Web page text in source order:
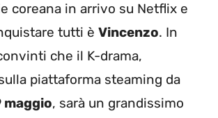
coreana in arrivo su Netflix e
tutti è Vincenzo. In
che il K-drama,
piattaforma steaming da
maggio, sarà un grandissimo